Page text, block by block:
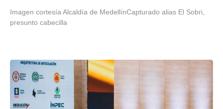
Imagen cortesía Alcaldía de MedellínCapturado alias El Sobri,
presunto cabecilla